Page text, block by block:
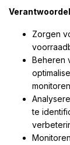
Zorgen
Beheren
te